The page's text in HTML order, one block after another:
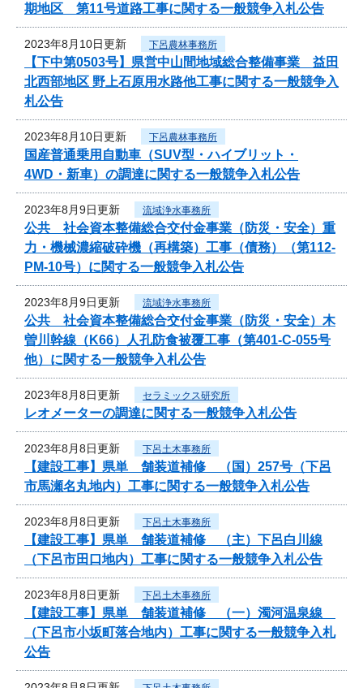
期地区 第11号道路工事に関する一般競争入札公告
2023年8月10日更新 下呂農林事務所
【下中第0503号】県営中山間地域総合整備事業 益田
北西部地区 野上石原用水路他工事に関する一般競争入
札公告
2023年8月10日更新 下呂農林事務所
国産普通乗用自動車（SUV型・ハイブリット・
4WD・新車）の調達に関する一般競争入札公告
2023年8月9日更新 流域浄水事務所
公共 社会資本整備総合交付金事業（防災・安全）重
力・機械濃縮破砕機（再構築）工事（債務）（第112-
PM-10号）に関する一般競争入札公告
2023年8月9日更新 流域浄水事務所
公共 社会資本整備総合交付金事業（防災・安全）木
曽川幹線（K66）人孔防食被覆工事（第401-C-055号
他）に関する一般競争入札公告
2023年8月8日更新 セラミックス研究所
レオメーターの調達に関する一般競争入札公告
2023年8月8日更新 下呂土木事務所
【建設工事】県単 舗装道補修 （国）257号（下呂
市馬瀬名丸地内）工事に関する一般競争入札公告
2023年8月8日更新 下呂土木事務所
【建設工事】県単 舗装道補修 （主）下呂白川線
（下呂市田口地内）工事に関する一般競争入札公告
2023年8月8日更新 下呂土木事務所
【建設工事】県単 舗装道補修 （一）濁河温泉線
（下呂市小坂町落合地内）工事に関する一般競争入札
公告